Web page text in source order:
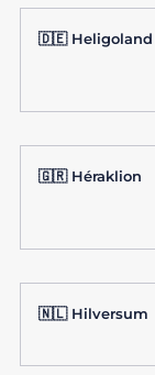
🇩🇪 Heligoland
🇬🇷 Héraklion
🇳🇱 Hilversum